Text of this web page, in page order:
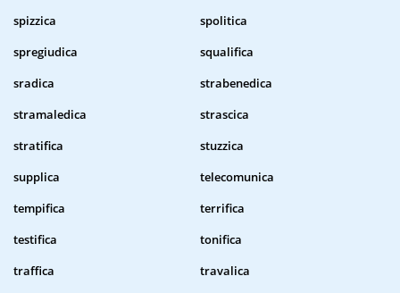
spizzica
spolitica
spregiudica
squalifica
sradica
strabenedica
stramaledica
strascica
stratifica
stuzzica
supplica
telecomunica
tempifica
terrifica
testifica
tonifica
traffica
travalica